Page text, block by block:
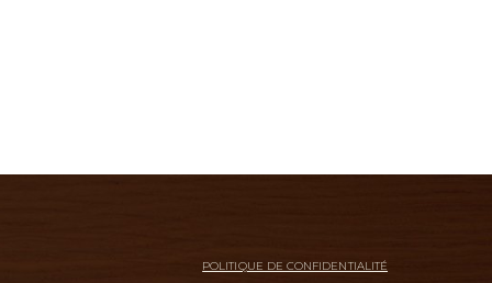
POLITIQUE DE CONFIDENTIALITÉ